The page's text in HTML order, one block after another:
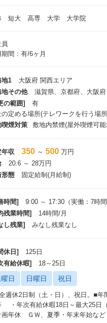
短大 高専 大学 大学院
間：有/6ヶ月
地1
大阪府 関西エリア
地その他
滋賀県、京都府、大阪
の範囲]
有
の定める場所(テレワークを行う場
喫煙対策
敷地内禁煙(屋外喫煙可
年収 350 ～ 500 万円
20.6 ～ 28万円
形態
固定給制(月給制)
時間]
9:00 ～ 17:30（実働：7時
残業時間]
14時間/月
し残業]
みなし残業なし
休日]
125日
有給休暇]
18～25日
日 日曜日 祝日
週休2日制（土・日）、祝日。■年
・年次有給休暇18日～最大25日
画年休 ＧＷ、夏季・年末年始な